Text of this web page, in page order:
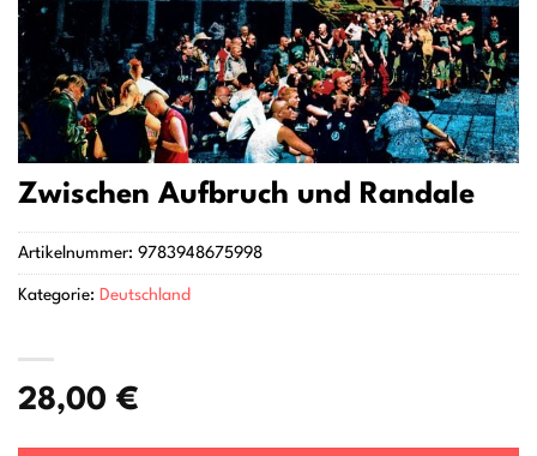
Zwischen Aufbruch und Randale
28,00 €
Artikelnummer: 9783948675998
Kategorie: Deutschland